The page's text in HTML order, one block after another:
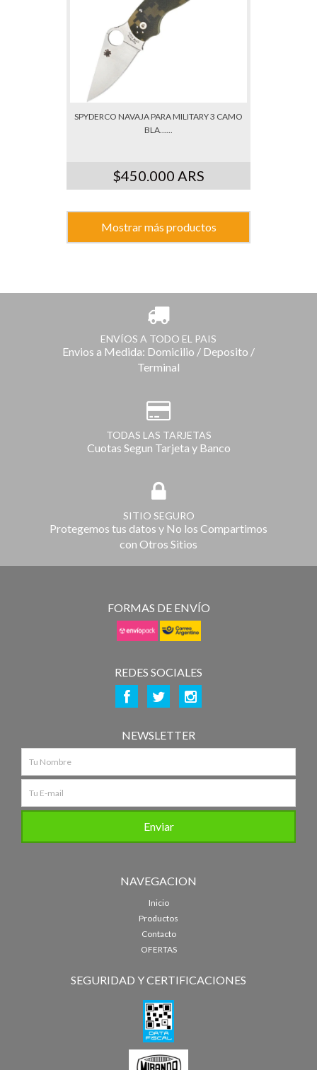
SPYDERCO NAVAJA PARA MILITARY 3 CAMO
BLA......
$450.000 ARS
Mostrar más productos
ENVÍOS A TODO EL PAIS
Envios a Medida: Domicilio / Deposito /
Terminal
TODAS LAS TARJETAS
Cuotas Segun Tarjeta y Banco
SITIO SEGURO
Protegemos tus datos y No los Compartimos
con Otros Sitios
FORMAS DE ENVÍO
REDES SOCIALES
NEWSLETTER
NAVEGACION
Inicio
Productos
Contacto
OFERTAS
SEGURIDAD Y CERTIFICACIONES